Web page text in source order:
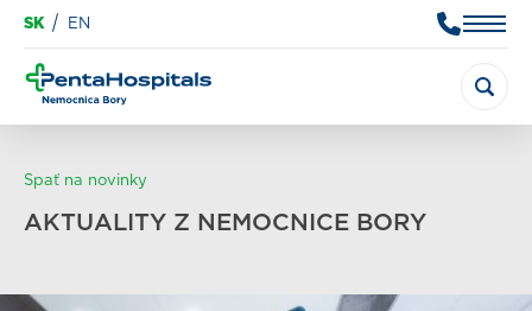
SK EN
Spať na novinky
AKTUALITY Z NEMOCNICE BORY